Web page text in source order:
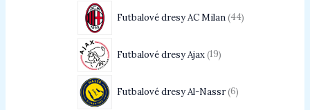
Futbalové dresy AC Milan 44
Futbalové dresy Ajax 19
Futbalové dresy Al-Nassr 6